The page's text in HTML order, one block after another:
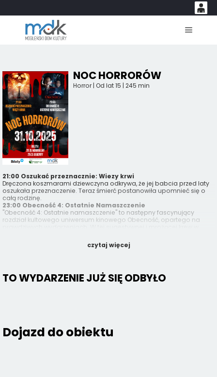
0,00
14 52
NOC HORRORÓW
Horror | Od lat 15 | 245 min
21:00 Oszukać przeznacznie: Wiezy krwi
Dręczona koszmarami dziewczyna odkrywa, że jej babcia przed laty
oszukała przeznaczenie. Teraz śmierć postanowiła upomnieć się o
całą rodzinę.
23:00 Obecność 4: Ostatnie Namaszczenie
"Obecność 4: Ostatnie namaszczenie" to następny fascynujący
rozdział kultowego uniwersum kinowego Obecność, opartego na
raz spotykają się, żeby po raz ostatni wcielić się w role słynnych,
autentycznych badaczy zjawisk paranormalnych –
czytaj więcej
TO WYDARZENIE JUŻ SIĘ ODBYŁO
Dojazd do obiektu